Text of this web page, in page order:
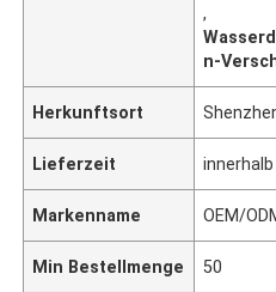
,
n-
Herkunftsort
Lieferzeit
Markenname OEM/
Min Bestellmenge 50